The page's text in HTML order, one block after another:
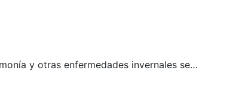
y otras enfermedades invernales se…